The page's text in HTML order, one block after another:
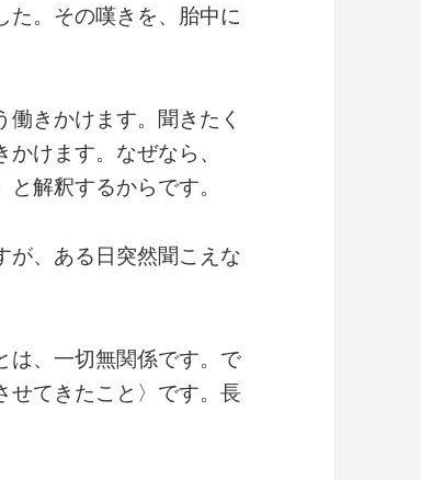
た。その嘆きを、胎中に
きかけます。聞きたく
けます。なぜなら、
解釈するからです。
が、ある日突然聞こえな
は、一切無関係です。で
せてきたこと〉です。長